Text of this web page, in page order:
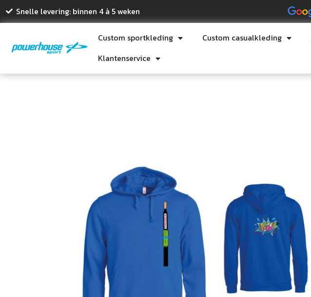
Snelle levering: binnen 4 à 5 weken
Custom sportkleding Custom casualkleding
Klantenservice